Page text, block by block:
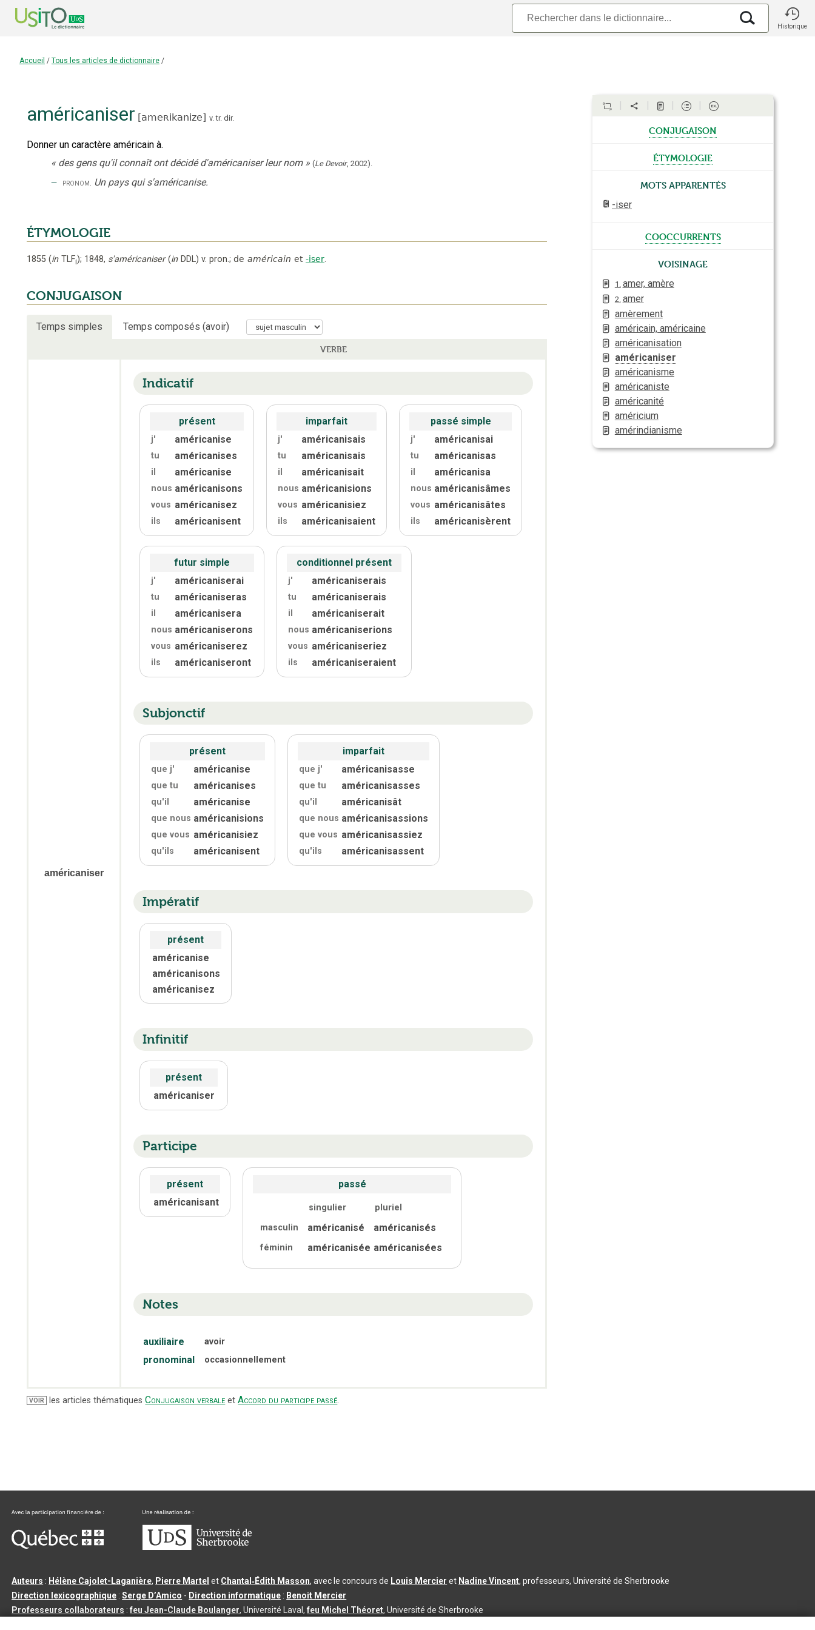
Historique
Accueil / Tous les articles de dictionnaire /
américaniser [ameʀikanize] v. tr. dir.
Donner un caractère américain à.
« des gens qu'il connaît ont décidé d'américaniser leur nom » (Le Devoir, 2002).
‒ pronom. Un pays qui s'américanise.
ÉTYMOLOGIE
1855 (in TLFi); 1848, s'américaniser (in DDL) v. pron.; de américain et -iser.
CONJUGAISON
Temps simples Temps composés (avoir)
VERBE
américaniser
Indicatif
présent
j' américanise
tu américanises
il américanise
nous américanisons
vous américanisez
ils américanisent
imparfait
j' américanisais
tu américanisais
il américanisait
nous américanisions
vous américanisiez
ils américanisaient
passé simple
j' américanisai
tu américanisas
il américanisa
nous américanisâmes
vous américanisâtes
ils américanisèrent
futur simple
j' américaniserai
tu américaniseras
il américanisera
nous américaniserons
vous américaniserez
ils américaniseront
conditionnel présent
j' américaniserais
tu américaniserais
il américaniserait
nous américaniserions
vous américaniseriez
ils américaniseraient
Subjonctif
présent
que j' américanise
que tu américanises
qu'il américanise
que nous américanisions
que vous américanisiez
qu'ils américanisent
imparfait
que j' américanisasse
que tu américanisasses
qu'il américanisât
que nous américanisassions
que vous américanisassiez
qu'ils américanisassent
Impératif
présent
américanise
américanisons
américanisez
Infinitif
présent
américaniser
Participe
présent
américanisant
passé
singulier
pluriel
masculin
américanisé américanisés
féminin américanisée américanisées
Notes
auxiliaire avoir
pronominal occasionnellement
VOIR les articles thématiques Conjugaison verbale etAccord du participe passé.
conjugaison
étymologie
Mots apparentés
-iser
cooccurrents
Voisinage
1. amer, amère
2. amer
amèrement
américain, américaine
américanisation
américaniser
américanisme
américaniste
américanité
américium
amérindianisme
Auteurs : Hélène Cajolet-Laganière, Pierre Martel et Chantal‑Édith Masson, avec le concours de Louis Mercier et Nadine Vincent, professeurs, Université de Sherbrooke
Direction lexicographique :Serge D’Amico - Direction informatique : Benoit Mercier
Professeurs collaborateurs :feu Jean-Claude Boulanger, Université Laval,feu Michel Théoret, Université de Sherbrooke